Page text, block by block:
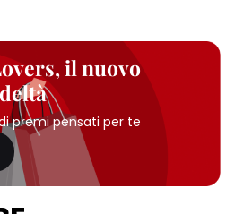
il nuovo
premi pensati per te